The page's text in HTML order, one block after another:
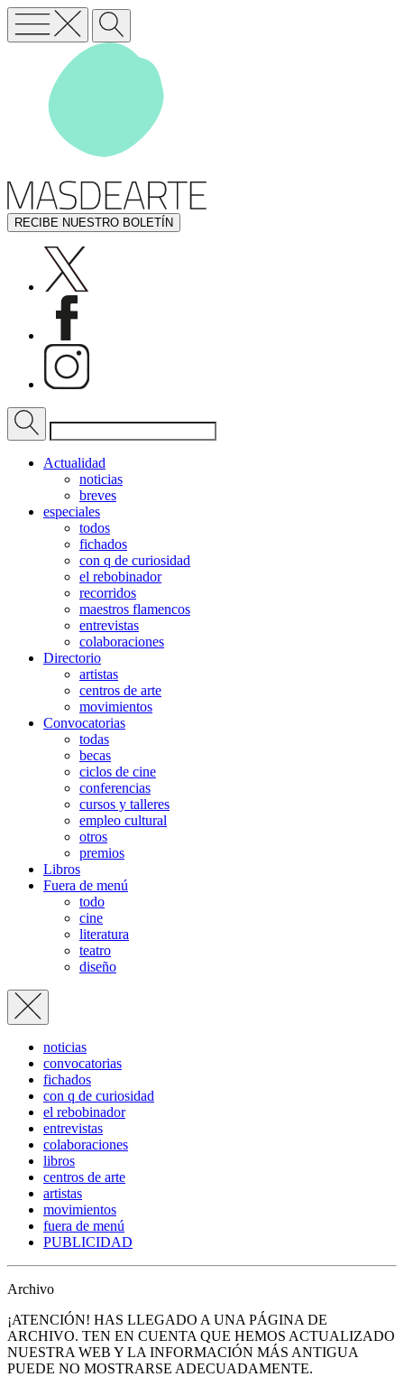
RECIBE NUESTRO BOLETÍN
Actualidad
noticias
breves
especiales
todos
fichados
con q de curiosidad
el rebobinador
recorridos
maestros flamencos
entrevistas
colaboraciones
Directorio
artistas
centros de arte
movimientos
Convocatorias
todas
becas
ciclos de cine
conferencias
cursos y talleres
empleo cultural
otros
premios
Libros
Fuera de menú
todo
cine
literatura
teatro
diseño
noticias
convocatorias
fichados
con q de curiosidad
el rebobinador
entrevistas
colaboraciones
libros
centros de arte
artistas
movimientos
fuera de menú
PUBLICIDAD
Archivo
¡ATENCIÓN! HAS LLEGADO A UNA PÁGINA DE
ARCHIVO. TEN EN CUENTA QUE HEMOS ACTUALIZADO
NUESTRA WEB Y LA INFORMACIÓN MÁS ANTIGUA
PUEDE NO MOSTRARSE ADECUADAMENTE.